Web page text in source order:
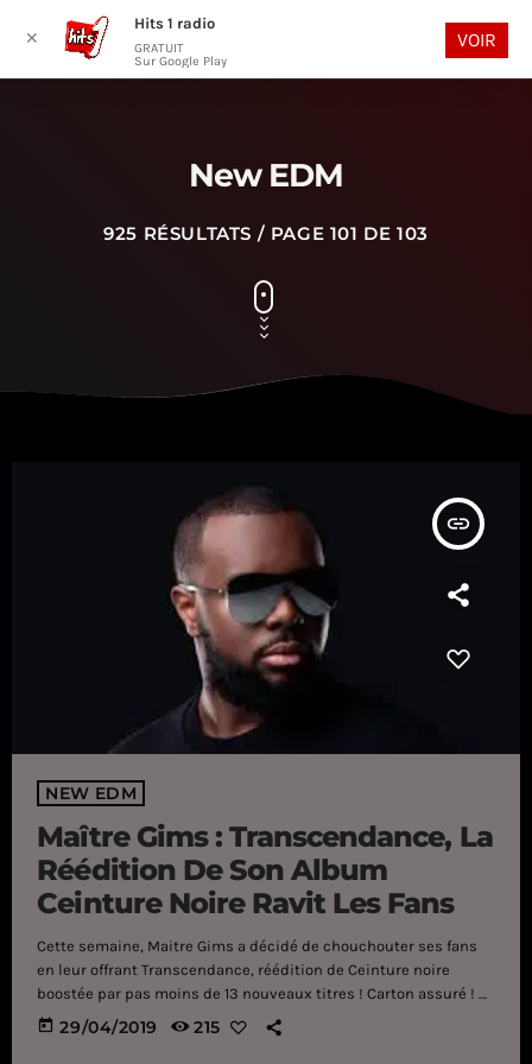
play_arrow
New EDM
925 RÉSULTATS / PAGE 101 DE 103
insert_link
NEW EDM
Maître Gims : Transcendance, La
Réédition De Son Album
Ceinture Noire Ravit Les Fans
Cette semaine, Maitre Gims a décidé de chouchouter ses fans
en leur offrant Transcendance, réédition de Ceinture noire
boostée par pas moins de 13 nouveaux titres ! Carton assuré ! Si
l'on vous disait un peu plus tôt que la compétition a repris de
pus belle entre Taylor Swift et Katy Perry après la sortie du titre
today 29/04/2019 215
✕
Hits 1 radio
GRATUIT
Sur Google Play
VOIR